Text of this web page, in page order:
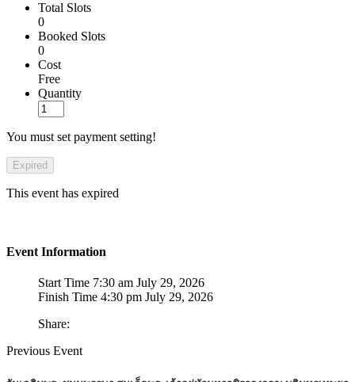
Total Slots
0
Booked Slots
0
Cost
Free
Quantity
You must set payment setting!
Expired
This event has expired
Event Information
Start Time 7:30 am July 29, 2026
Finish Time 4:30 pm July 29, 2026
Share:
Previous Event